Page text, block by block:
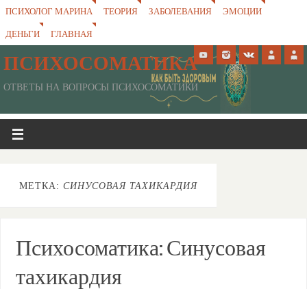
ПСИХОЛОГ МАРИНА ТЕОРИЯ ЗАБОЛЕВАНИЯ
ЭМОЦИИ
ДЕНЬГИ
ГЛАВНАЯ
ПСИХОСОМАТИКА
ОТВЕТЫ НА ВОПРОСЫ ПСИХОСОМАТИКИ
МЕТКА: СИНУСОВАЯ ТАХИКАРДИЯ
Психосоматика: Синусовая
тахикардия